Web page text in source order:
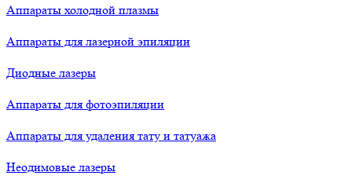
Аппараты холодной плазмы
Аппараты для лазерной эпиляции
Диодные лазеры
Аппараты для фотоэпиляции
Аппараты для удаления тату и татуажа
Неодимовые лазеры